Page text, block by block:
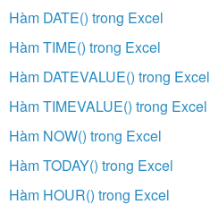
Hàm DATE() trong Excel
Hàm TIME() trong Excel
Hàm DATEVALUE() trong Excel
Hàm TIMEVALUE() trong Excel
Hàm NOW() trong Excel
Hàm TODAY() trong Excel
Hàm HOUR() trong Excel